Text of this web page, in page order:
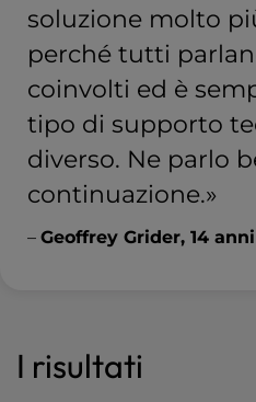
soluzione molto
perché tutti
coinvolti ed è
tipo di supporto
diverso. Ne parlo
continuazione.»
– Geoffrey Grider, 14
I risultati